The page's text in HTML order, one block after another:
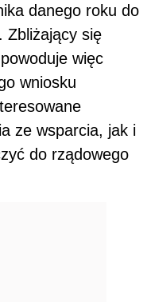
danego roku do
Zbliżający się
więc
wniosku
ze wsparcia, jak i
do rządowego